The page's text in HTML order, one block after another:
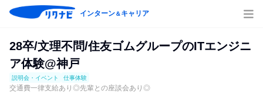
インターン＆キャリア
28卒/文理不問/住友ゴムグループのITエンジニ
ア体験@神戸
説明会・イベント 仕事体験
交通費一律支給あり◎先輩との座談会あり◎